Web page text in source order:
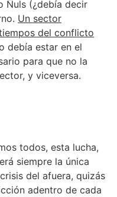
Ñuls (¿debía decir
Un sector
del conflicto
debía estar en el
para que no la
y viceversa.
todos, esta lucha,
siempre la única
del afuera, quizás
adentro de cada